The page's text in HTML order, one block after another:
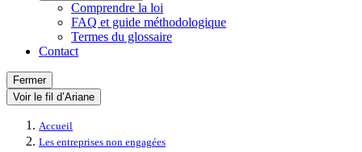
Comprendre la loi
FAQ et guide méthodologique
Termes du glossaire
Contact
Fermer
Voir le fil d’Ariane
Accueil
Les entreprises non engagées